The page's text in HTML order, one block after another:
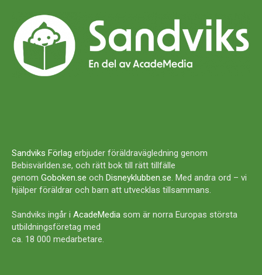
Sandviks Förlag erbjuder föräldravägledning genom
Bebisvärlden.se, och rätt bok till rätt tillfälle
genom Goboken.se och Disneyklubben.se. Med andra ord – vi
hjälper föräldrar och barn att utvecklas tillsammans.
Sandviks ingår i AcadeMedia som är norra Europas största
utbildningsföretag med
ca. 18 000 medarbetare.